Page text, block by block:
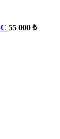
55 000 ₺